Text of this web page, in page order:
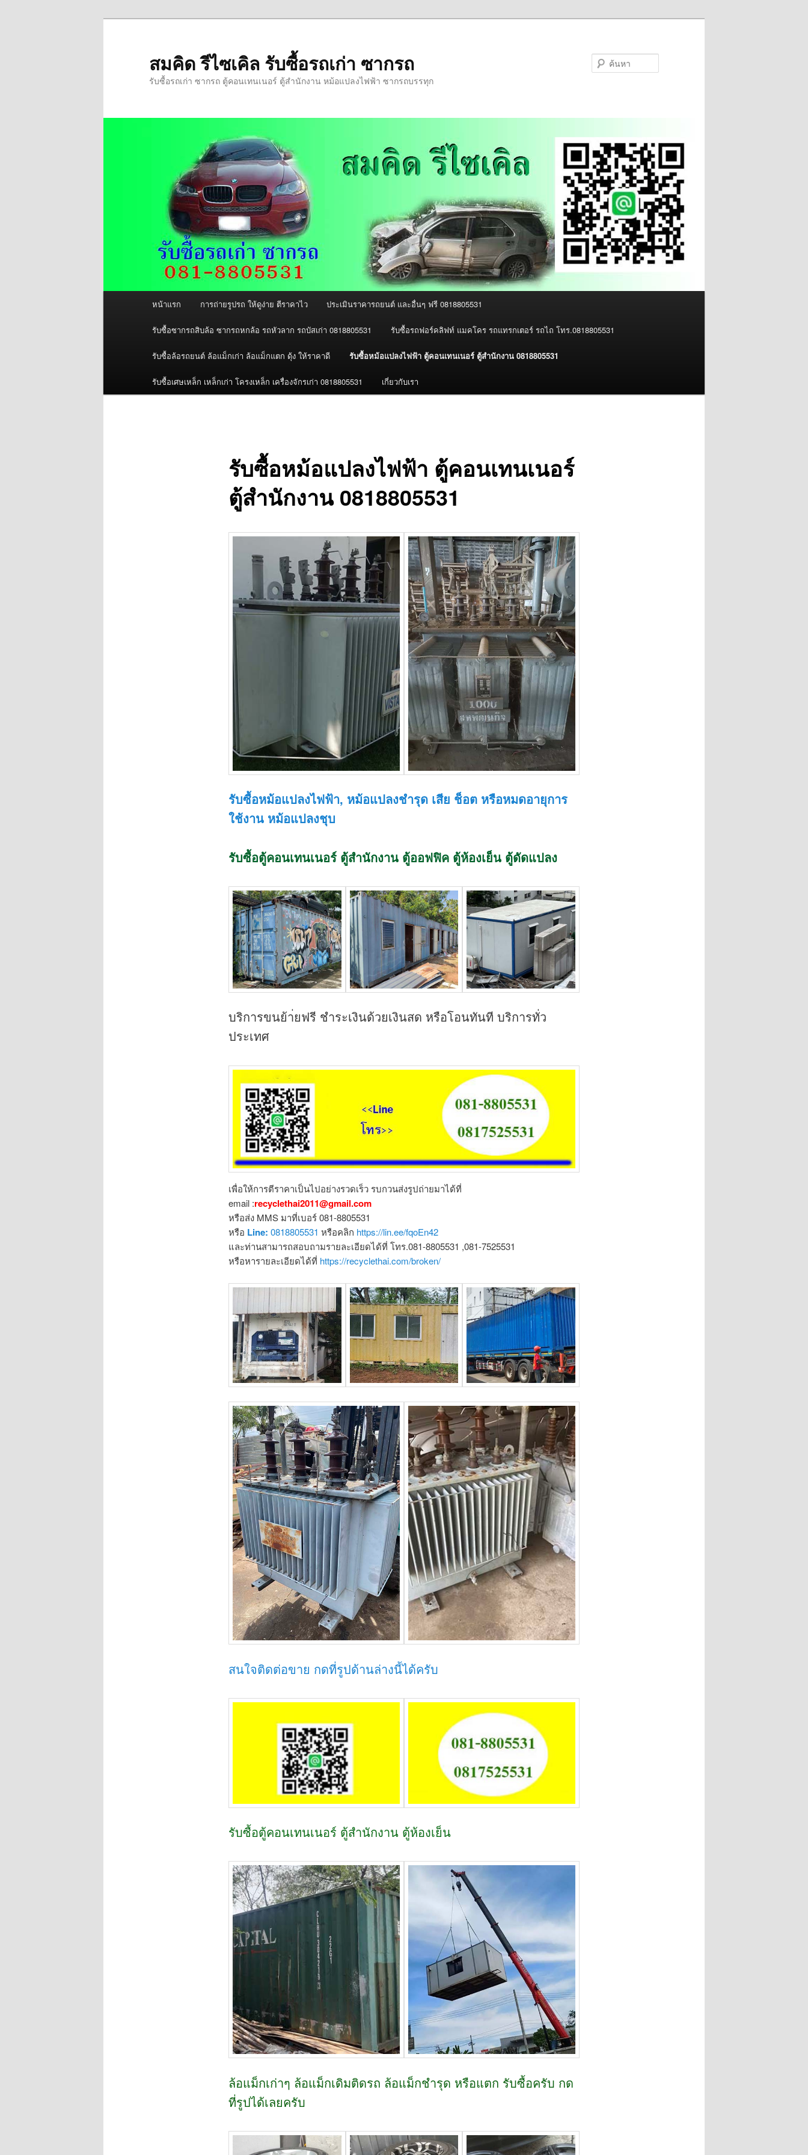
สมคิด รีไซเคิล รับซื้อรถเก่า ซากรถ
รับซื้อรถเก่า ซากรถ ตู้คอนเทนเนอร์ ตู้สำนักงาน หม้อแปลงไฟฟ้า ซากรถบรรทุก
หน้าแรก การถ่ายรูปรถ ให้ดูง่าย ตีราคาไว ประเมินราคารถยนต์ และอื่นๆ ฟรี 0818805531
รับซื้อซากรถสิบล้อ ซากรถหกล้อ รถหัวลาก รถบัสเก่า 0818805531 รับซื้อรถฟอร์คลิฟท์ แมคโคร รถแทรกเตอร์ รถไถ โทร.0818805531
รับซื้อล้อรถยนต์ ล้อแม็กเก่า ล้อแม็กแตก ดุ้ง ให้ราคาดี รับซื้อหม้อแปลงไฟฟ้า ตู้คอนเทนเนอร์ ตู้สำนักงาน 0818805531
รับซื้อเศษเหล็ก เหล็กเก่า โครงเหล็ก เครื่องจักรเก่า 0818805531 เกี่ยวกับเรา
รับซื้อหม้อแปลงไฟฟ้า ตู้คอนเทนเนอร์
ตู้สำนักงาน 0818805531
รับซื้อหม้อแปลงไฟฟ้า, หม้อแปลงชำรุด เสีย ช็อต หรือหมดอายุการ
ใช้งาน หม้อแปลงชุบ
รับซื้อตู้คอนเทนเนอร์ ตู้สำนักงาน ตู้ออฟฟิค ตู้ห้องเย็น ตู้ดัดแปลง
บริการขนย้า่ยฟรี ชำระเงินด้วยเงินสด หรือโอนทันที บริการทั่ว
ประเทศ
เพื่อให้การตีราคาเป็นไปอย่างรวดเร็ว รบกวนส่งรูปถ่ายมาได้ที่
email :recyclethai2011@gmail.com
หรือส่ง MMS มาที่เบอร์ 081-8805531
หรือ Line: 0818805531 หรือคลิก https://lin.ee/fqoEn42
และท่านสามารถสอบถามรายละเอียดได้ที่ โทร.081-8805531 ,081-7525531
หรือหารายละเอียดได้ที่ https://recyclethai.com/broken/
สนใจติดต่อขาย กดที่รูปด้านล่างนี้ได้ครับ
รับซื้อตู้คอนเทนเนอร์ ตู้สำนักงาน ตู้ห้องเย็น
ล้อแม็กเก่าๆ ล้อแม็กเดิมติดรถ ล้อแม็กชำรุด หรือแตก รับซื้อครับ กด
ที่รูปได้เลยครับ